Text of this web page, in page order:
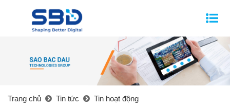
Trang chủ Tin tức Tin hoạt động